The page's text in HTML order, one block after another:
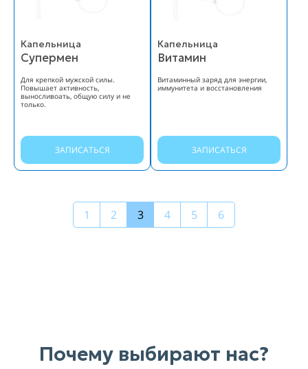
Капельница
Супермен
Для крепкой мужской силы.
Повышает активность,
выносливоать, общую силу и не
только.
ЗАПИСАТЬСЯ
Капельница
Витамин
Витаминный заряд для энергии,
иммунитета и восстановления
ЗАПИСАТЬСЯ
1 2 3 4 5 6
Почему выбирают нас?